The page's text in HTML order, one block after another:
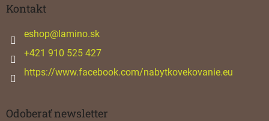
Kontakt
eshop@lamino.sk
+421 910 525 427
https://www.facebook.com/nabytkovekovanie.eu
Odoberať newsletter